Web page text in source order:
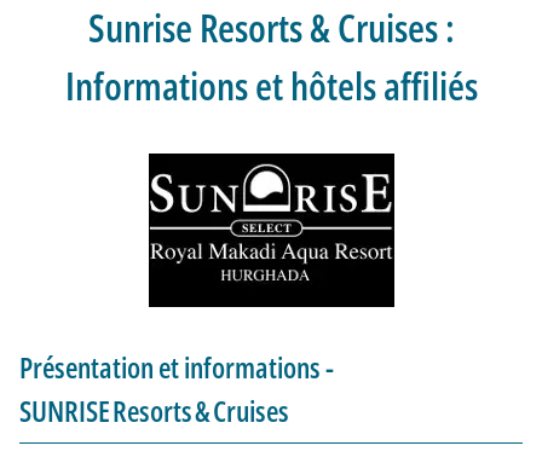
Sunrise Resorts & Cruises :
Informations et hôtels affiliés
Présentation et informations -
SUNRISE Resorts & Cruises